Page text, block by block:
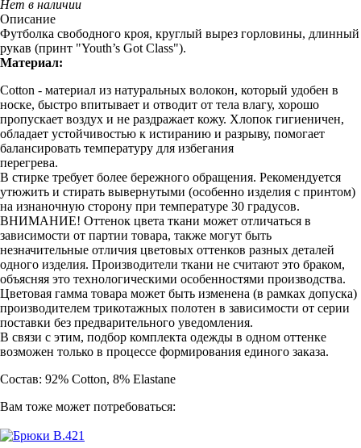
Нет в наличии
Описание
Футболка свободного кроя, круглый вырез горловины, длинный
рукав (принт "Youth’s Got Class").
Материал:
Cotton - материал из натуральных волокон, который удобен в
носке, быстро впитывает и отводит от тела влагу, хорошо
пропускает воздух и не раздражает кожу. Хлопок гигиеничен,
обладает устойчивостью к истиранию и разрыву, помогает
балансировать температуру для избегания
перегрева.
В стирке требует более бережного обращения. Рекомендуется
утюжить и стирать вывернутыми (особенно изделия с принтом)
на изнаночную сторону при температуре 30 градусов.
ВНИМАНИЕ! Оттенок цвета ткани может отличаться в
зависимости от партии товара, также могут быть
незначительные отличия цветовых оттенков разных деталей
одного изделия. Производители ткани не считают это браком,
объясняя это технологическими особенностями производства.
Цветовая гамма товара может быть изменена (в рамках допуска)
производителем трикотажных полотен в зависимости от серии
поставки без предварительного уведомления.
В связи с этим, подбор комплекта одежды в одном оттенке
возможен только в процессе формирования единого заказа.
Состав: 92% Cotton, 8% Elastane
Вам тоже может потребоваться: